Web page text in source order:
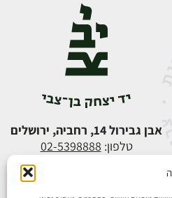
אבן גבירול 14, רחביה, ירושלים
טלפון: 02-5398888